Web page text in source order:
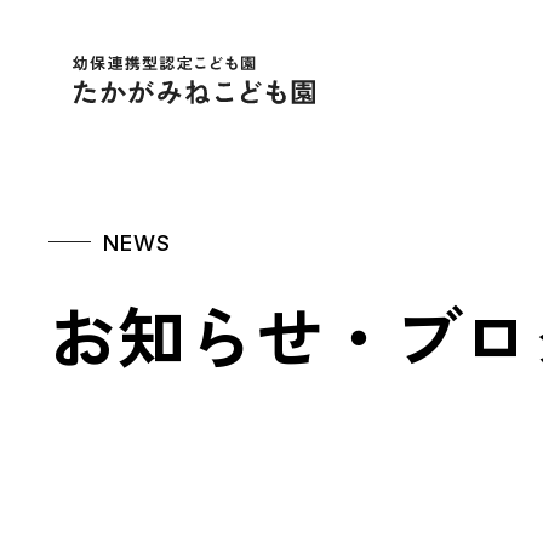
幼保連携型認定こど
NEWS
お知らせ・ブ